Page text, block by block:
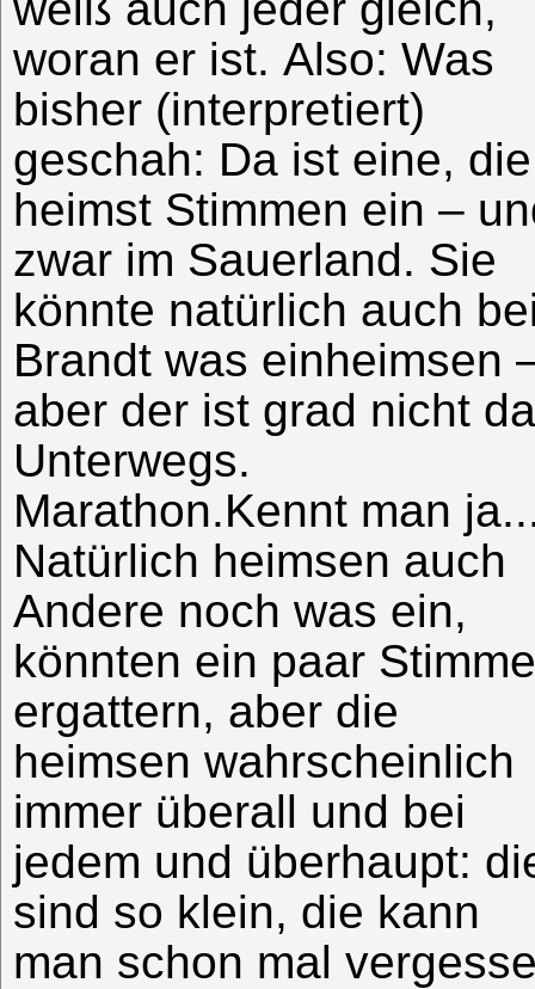
woran er ist. Also: Was
bisher (interpretiert)
geschah: Da ist eine, die
heimst Stimmen ein –
zwar im Sauerland. Sie
könnte natürlich auch
Brandt was einheimsen
aber der ist grad nicht
Unterwegs.
Marathon.Kennt man
Natürlich heimsen auch
Andere noch was ein,
könnten ein paar
ergattern, aber die
heimsen wahrscheinlich
immer überall und bei
jedem und überhaupt:
sind so klein, die kann
man schon mal